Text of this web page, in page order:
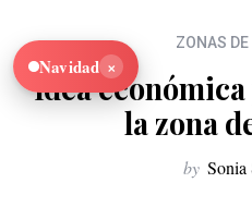
ZONAS DE
Idea
la zona
by Sonia
Navidad ×